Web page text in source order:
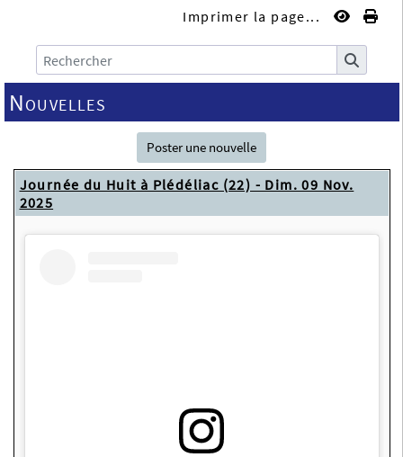
Imprimer la page...
Nouvelles
Poster une nouvelle
Journée du Huit à Plédéliac (22) - Dim. 09 Nov.
2025